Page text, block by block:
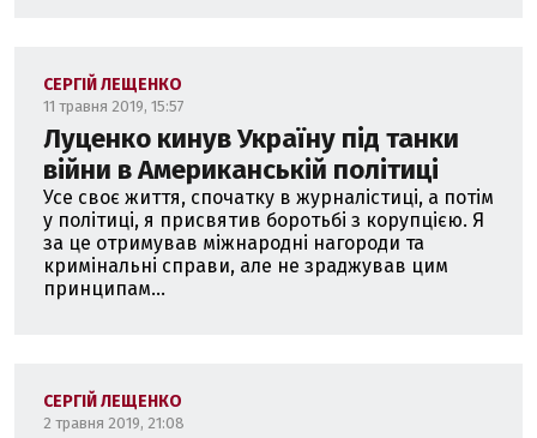
СЕРГІЙ ЛЕЩЕНКО
11 травня 2019, 15:57
Луценко кинув Україну під танки
війни в Американській політиці
Усе своє життя, спочатку в журналістиці, а потім
у політиці, я присвятив боротьбі з корупцією. Я
за це отримував міжнародні нагороди та
кримінальні справи, але не зраджував цим
принципам...
СЕРГІЙ ЛЕЩЕНКО
2 травня 2019, 21:08